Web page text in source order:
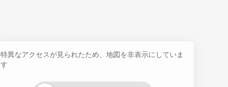
特異なアクセスが見られたため、地図を非表示にしていま
す